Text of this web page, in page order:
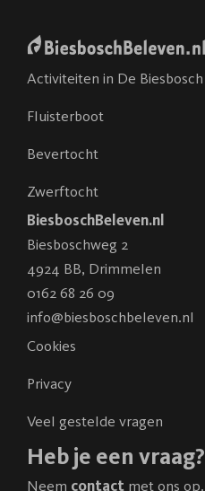
Activiteiten in De Biesbosch
Fluisterboot
Bevertocht
Zwerftocht
BiesboschBeleven.nl
Biesboschweg 2
4924 BB, Drimmelen
0162 68 26 09
info@biesboschbeleven.nl
Cookies
Privacy
Veel gestelde vragen
Heb je een vraag?
Neem contact met ons op.